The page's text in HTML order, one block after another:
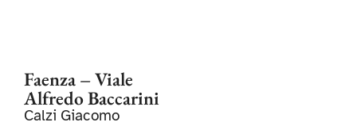
Faenza – Viale
Alfredo Baccarini
Calzi Giacomo